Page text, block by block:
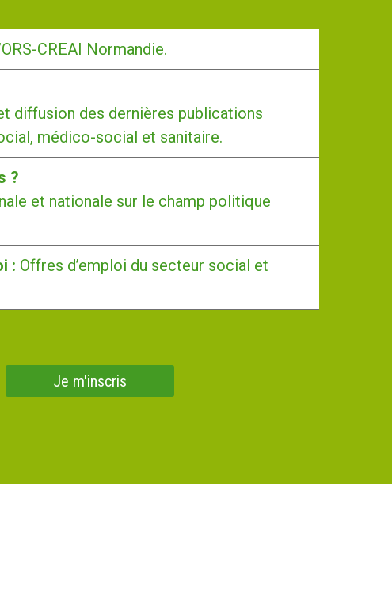
CREAI Normandie.
diffusion des dernières publications
médico-social et sanitaire.
?
et nationale sur le champ politique
: Offres d’emploi du secteur social et
Je m'inscris